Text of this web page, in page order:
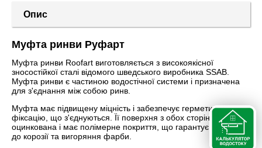
Опис
Муфта ринви Руфарт
Муфта ринви Roofart виготовляється з високоякісної
зносостійкої сталі відомого шведського виробника SSAB.
Муфта ринви є частиною водостічної системи і призначена
для з'єднання між собою ринв.
Муфта має підвищену міцність і забезпечує герметичну
фіксацію, що з'єднуються. Її поверхня з обох сторін
оцинкована і має полімерне покриття, що гарантує стійкість
до корозії та вигоряння фарби.